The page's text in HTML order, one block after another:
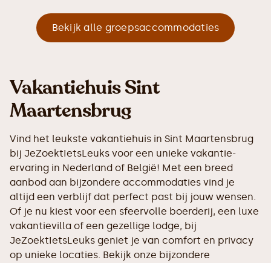
Bekijk alle groepsaccommodaties
Vakantiehuis Sint
Maartensbrug
Vind het leukste vakantiehuis in Sint Maartensbrug
bij JeZoektIetsLeuks voor een unieke vakantie-
ervaring in Nederland of België! Met een breed
aanbod aan bijzondere accommodaties vind je
altijd een verblijf dat perfect past bij jouw wensen.
Of je nu kiest voor een sfeervolle boerderij, een luxe
vakantievilla of een gezellige lodge, bij
JeZoektIetsLeuks geniet je van comfort en privacy
op unieke locaties. Bekijk onze bijzondere